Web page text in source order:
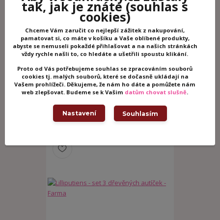
info@woodhracky.cz
Zboží zařazeno v kategoriích
Dřevěné hračky
Dřevěná auta
Motorické hračky
Janod
Související zboží 3
tak, jak je znáte(souhlas s
cookies)
Chceme Vám zaručit co nejlepší zážitek z nakupování,
pamatovat si, co máte v košíku a Vaše oblíbené produkty,
abyste se nemuseli pokaždé přihlašovat a na našich stránkách
vždy rychle našli to, co hledáte a ušetřili spoustu klikání.
Proto od Vás potřebujeme souhlas se zpracováním souborů
cookies tj. malých souborů, které se dočasně ukládají na
Vašem prohlížeči. Děkujeme, že nám ho dáte a pomůžete nám
web zlepšovat. Budeme se k Vašim datům chovat slušně.
Nastavení Souhlasím